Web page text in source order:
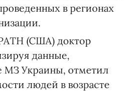
в регионах
(США) доктор
данные,
МЗ Украины, отметил
людей в возрасте